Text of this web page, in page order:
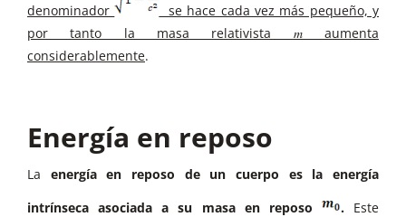
denominador
se hace cada vez más pequeño, y
por tanto la masa relativista 𝑚 aumenta
considerablemente.
Energía en reposo
La energía en reposo de un cuerpo es la energía
intrínseca asociada a su masa en reposo
.Este